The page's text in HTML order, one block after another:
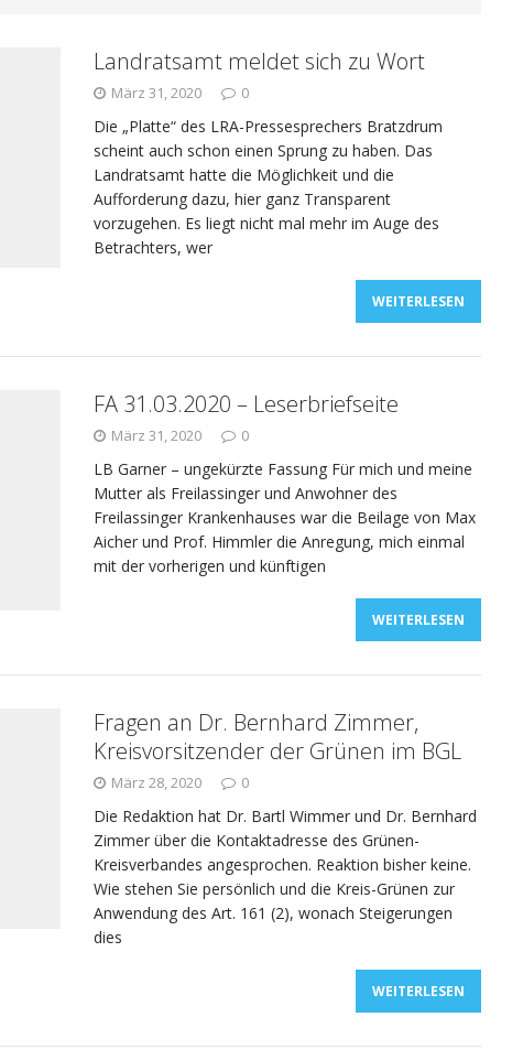
Landratsamt meldet sich zu Wort
März 31, 2020 0
Die „Platte“ des LRA-Pressesprechers Bratzdrum
scheint auch schon einen Sprung zu haben. Das
Landratsamt hatte die Möglichkeit und die
Aufforderung dazu, hier ganz Transparent
vorzugehen. Es liegt nicht mal mehr im Auge des
Betrachters, wer
WEITERLESEN
FA 31.03.2020 – Leserbriefseite
März 31, 2020 0
LB Garner – ungekürzte Fassung Für mich und meine
Mutter als Freilassinger und Anwohner des
Freilassinger Krankenhauses war die Beilage von Max
Aicher und Prof. Himmler die Anregung, mich einmal
mit der vorherigen und künftigen
WEITERLESEN
Fragen an Dr. Bernhard Zimmer,
Kreisvorsitzender der Grünen im BGL
März 28, 2020 0
Die Redaktion hat Dr. Bartl Wimmer und Dr. Bernhard
Zimmer über die Kontaktadresse des Grünen-
Kreisverbandes angesprochen. Reaktion bisher keine.
Wie stehen Sie persönlich und die Kreis-Grünen zur
Anwendung des Art. 161 (2), wonach Steigerungen
dies
WEITERLESEN